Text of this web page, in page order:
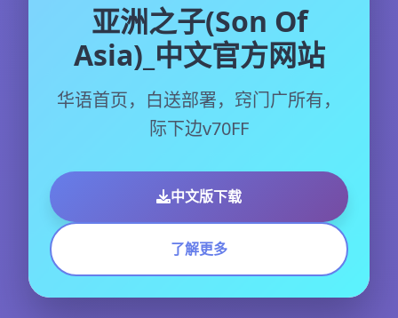
亚洲之子(Son Of
Asia)_中文官方网站
华语首页，白送部署，窍门广所有，
际下边v70FF
中文版下载
了解更多